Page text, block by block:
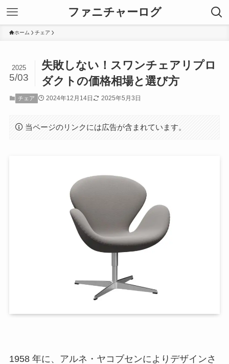
ファニチャーログ
ホーム チェア
失敗しない！スワンチェアリプロ
ダクトの価格相場と選び方
2025
5/03
チェア 2024年12月14日 2025年5月3日
当ページのリンクには広告が含まれています。
1958 年に、アルネ・ヤコブセンによりデザインさ